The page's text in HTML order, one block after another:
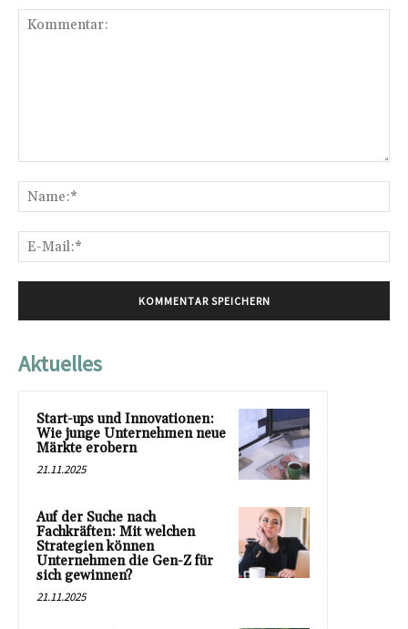
Aktuelles
Start-ups und Innovationen:
Wie junge Unternehmen neue
Märkte erobern
21.11.2025
Auf der Suche nach
Fachkräften: Mit welchen
Strategien können
Unternehmen die Gen-Z für
sich gewinnen?
21.11.2025